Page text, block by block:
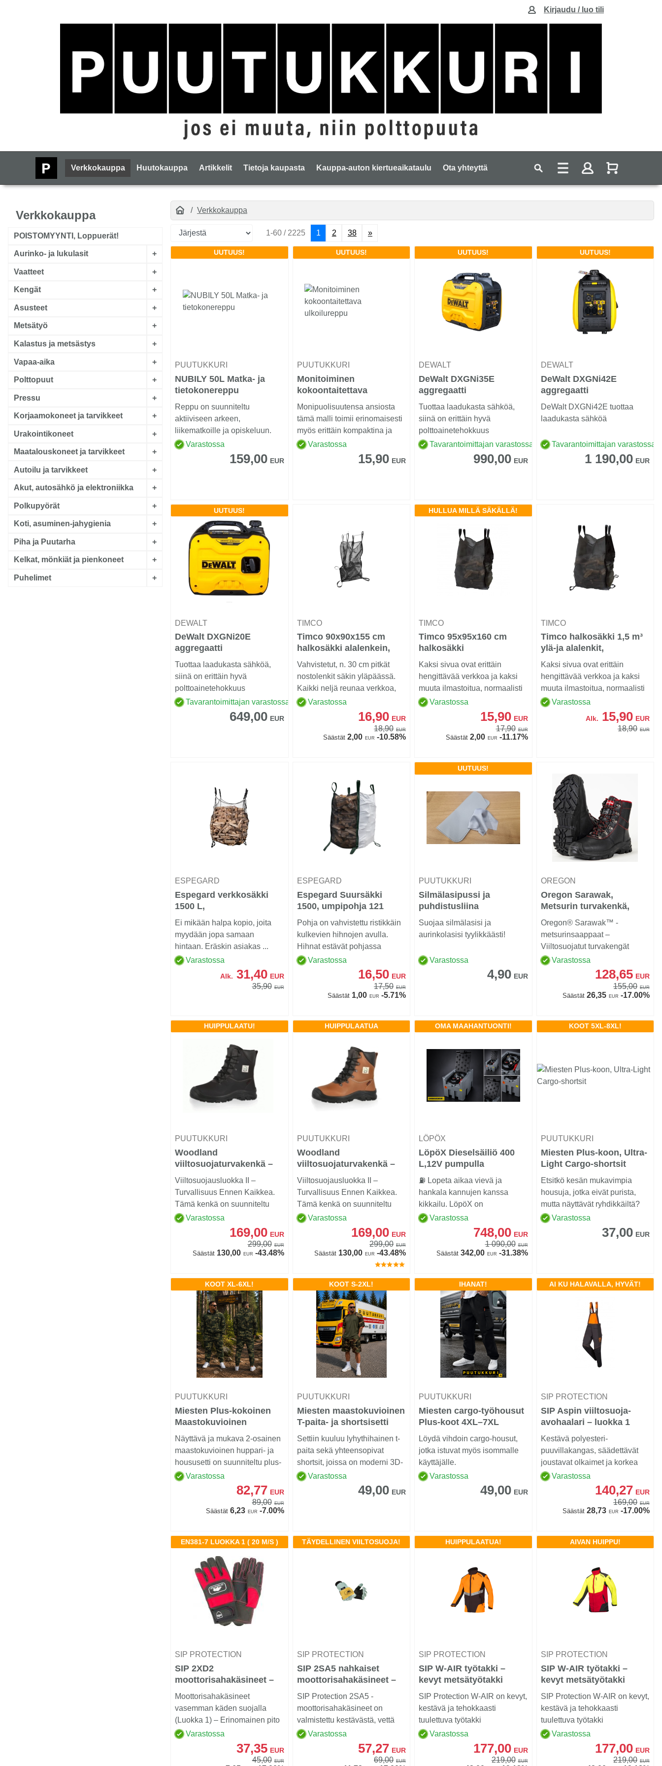
Kirjaudu / luo tili
Verkkokauppa Huutokauppa Artikkelit Tietoja kaupasta Kauppa-auton kiertueaikataulu Ota yhteyttä
Verkkokauppa
POISTOMYYNTI, Loppuerät!
Aurinko- ja lukulasit +
Vaatteet +
Kengät +
Asusteet +
Metsätyö +
Kalastus ja metsästys +
Vapaa-aika +
Polttopuut +
Pressu +
Korjaamokoneet ja tarvikkeet +
Urakointikoneet +
Maatalouskoneet ja tarvikkeet +
Autoilu ja tarvikkeet +
Akut, autosähkö ja elektroniikka +
Polkupyörät +
Koti, asuminen-jahygienia +
Piha ja Puutarha +
Kelkat, mönkiät ja pienkoneet +
Puhelimet +
Verkkokauppa
1-60 / 2225 1 2 38 »
UUTUUS!
PUUTUKKURI
NUBILY 50L Matka- ja
tietokonereppu
Reppu on suunniteltu
aktiiviseen arkeen,
liikematkoille ja opiskeluun.
Varastossa
159,00 EUR
UUTUUS!
PUUTUKKURI
Monitoiminen
kokoontaitettava
ulkoilureppu
Monipuolisuutensa ansiosta
tämä malli toimii erinomaisesti
myös erittäin kompaktina ja
kevyenä matk...
Varastossa
15,90 EUR
UUTUUS!
DEWALT
DeWalt DXGNi35E
aggregaatti
Tuottaa laadukasta sähköä,
siinä on erittäin hyvä
polttoainetehokkuus
sisäänrakennetun Eco-
Tavarantoimittajan varastossa
990,00 EUR
UUTUUS!
DEWALT
DeWalt DXGNi42E
aggregaatti
DeWalt DXGNi42E tuottaa
laadukasta sähköä
Tavarantoimittajan varastossa
1 190,00 EUR
UUTUUS!
DEWALT
DeWalt DXGNi20E
aggregaatti
Tuottaa laadukasta sähköä,
siinä on erittäin hyvä
polttoainetehokkuus
Tavarantoimittajan varastossa
649,00 EUR
TIMCO
Timco 90x90x155 cm
halkosäkki alalenkein,
verkkoa
Vahvistetut, n. 30 cm pitkät
nostolenkit säkin yläpäässä.
Kaikki neljä reunaa verkkoa,
erittäin hyv...
Varastossa
16,90 EUR
18,90 EUR
Säästät 2,00 EUR -10.58%
HULLUA MILLÄ SÄKÄLLÄ!
TIMCO
Timco 95x95x160 cm
halkosäkki
Kaksi sivua ovat erittäin
hengittävää verkkoa ja kaksi
muuta ilmastoitua, normaalisti
hengittävää s...
Varastossa
15,90 EUR
17,90 EUR
Säästät2,00 EUR -11.17%
TIMCO
Timco halkosäkki 1,5 m³
ylä-ja alalenkit,
95x95x160 cm
Kaksi sivua ovat erittäin
hengittävää verkkoa ja kaksi
muuta ilmastoitua, normaalisti
hengittävää s...
Varastossa
Alk. 15,90 EUR
18,90 EUR
ESPEGARD
Espegard verkkosäkki
1500 L,
Pohjatyhjennettävä
Ei mikään halpa kopio, joita
myydään jopa samaan
hintaan. Eräskin asiakas ...
Varastossa
Alk. 31,40 EUR
35,90 EUR
ESPEGARD
Espegard Suursäkki
1500, umpipohja 121
Pohja on vahvistettu ristikkäin
kulkevien hihnojen avulla.
Hihnat estävät pohjassa
olevien nostolen...
Varastossa
16,50 EUR
17,50 EUR
Säästät 1,00 EUR -5.71%
UUTUUS!
PUUTUKKURI
Silmälasipussi ja
puhdistusliina
Suojaa silmälasisi ja
aurinkolasisi tyylikkäästi!
Varastossa
4,90 EUR
OREGON
Oregon Sarawak,
Metsurin turvakenkä,
nahka Class 1
Oregon® Sarawak™ -
metsurinsaappaat –
Viiltosuojatut turvakengät
moottorisahatyöhön
Varastossa
128,65 EUR
155,00 EUR
Säästät 26,35 EUR -17.00%
HUIPPULAATU!
PUUTUKKURI
Woodland
viiltosuojaturvakenkä –
Luokka 2 (24 m/s), Black
Viiltosuojausluokka II –
Turvallisuus Ennen Kaikkea.
Tämä kenkä on suunniteltu
ammattilaisille.......
Varastossa
169,00 EUR
299,00 EUR
Säästät130,00 EUR -43.48%
HUIPPULAATUA
PUUTUKKURI
Woodland
viiltosuojaturvakenkä –
Luokka 2 (24 m/s), Brown
Viiltosuojausluokka II –
Turvallisuus Ennen Kaikkea.
Tämä kenkä on suunniteltu
ammattilaisille.......
Varastossa
169,00 EUR
299,00 EUR
Säästät 130,00 EUR -43.48%
OMA MAAHANTUONTI!
LÖPÖX
LöpöX Dieselsäiliö 400
L,12V pumpulla
⛽ Lopeta aikaa vievä ja
hankala kannujen kanssa
kikkailu. LöpöX on
huippukätevä, matala ja
Varastossa
748,00 EUR
1 090,00 EUR
Säästät342,00 EUR -31.38%
KOOT 5XL-8XL!
PUUTUKKURI
Miesten Plus-koon, Ultra-
Light Cargo-shortsit
Etsitkö kesän mukavimpia
housuja, jotka eivät purista,
mutta näyttävät ryhdikkäiltä?
Varastossa
37,00 EUR
KOOT XL-6XL!
PUUTUKKURI
Miesten Plus-kokoinen
Maastokuvioinen
Huppari- ja Housusetti
Näyttävä ja mukava 2-osainen
maastokuvioinen huppari- ja
housusetti on suunniteltu plus-
kokoisille ...
Varastossa
82,77 EUR
89,00 EUR
Säästät6,23 EUR -7.00%
KOOT S-2XL!
PUUTUKKURI
Miesten maastokuvioinen
T-paita- ja shortsisetti
Settiin kuuluu lyhythihainen t-
paita sekä yhteensopivat
shortsit, joissa on moderni 3D-
digitaalipai...
Varastossa
49,00 EUR
IHANAT!
PUUTUKKURI
Miesten cargo-työhousut
Plus-koot 4XL–7XL
Löydä vihdoin cargo-housut,
jotka istuvat myös isommalle
käyttäjälle.
Varastossa
49,00 EUR
AI KU HALAVALLA, HYVÄT!
SIP PROTECTION
SIP Aspin viiltosuoja-
avohaalari – luokka 1
Kestävä polyesteri-
puuvillakangas, säädettävät
joustavat olkaimet ja korkea
rinta- sekä selkäosa te...
Varastossa
140,27 EUR
169,00 EUR
Säästät 28,73 EUR -17.00%
EN381-7 LUOKKA 1 ( 20 M/S )
SIP PROTECTION
SIP 2XD2
moottorisahakäsineet –
vasen käsi
Moottorisahakäsineet
vasemman käden suojalla
(Luokka 1) – Erinomainen pito
ja sormituntuma
Varastossa
37,35 EUR
45,00 EUR
TÄYDELLINEN VIILTOSUOJA!
SIP PROTECTION
SIP 2SA5 nahkaiset
moottorisahakäsineet –
luokka 1
SIP Protection 2SA5 -
moottorisahakäsineet on
valmistettu kestävästä, vettä
hylkiväksi käsitellystä ...
Varastossa
57,27 EUR
69,00 EUR
HUIPPULAATUA!
SIP PROTECTION
SIP W-AIR työtakki –
kevyt metsätyötakki
SIP Protection W-AIR on kevyt,
kestävä ja tehokkaasti
tuulettuva työtakki
metsätyöhön.
Varastossa
177,00 EUR
219,00 EUR
AIVAN HUIPPU!
SIP PROTECTION
SIP W-AIR työtakki –
kevyt metsätyötakki
SIP Protection W-AIR on kevyt,
kestävä ja tehokkaasti
tuulettuva työtakki
metsätyöhön.
Varastossa
177,00 EUR
219,00 EUR